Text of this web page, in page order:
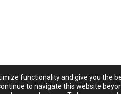
functionality and give you the
to navigate this website